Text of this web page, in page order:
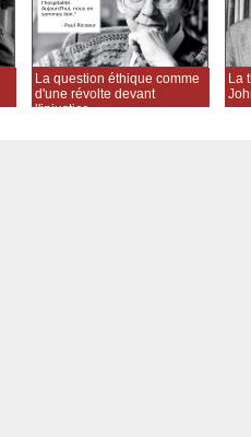
La question éthique comme
d'une révolte devant
l'injustice
La